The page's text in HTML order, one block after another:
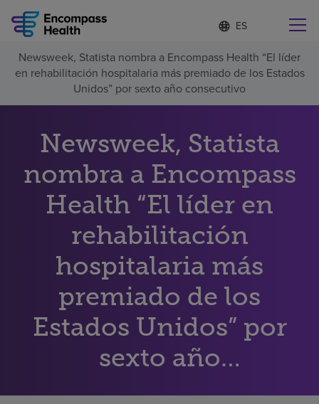
Lista
de
idiomas
contraída
d
o
m
a
e
c
c
i
n
d
Encuentre una localidad cerca de usted
Por qué debe elegirnos
Servicios de rehabilitación
Recursos de salud
Acerca de nosotros
Inversores
Newsweek, Statista nombra a Encompass Health “El líder
en rehabilitación hospitalaria más premiado de los Estados
Unidos” por sexto año consecutivo
Newsweek, Statista
nombra a Encompass
Health “El líder en
rehabilitación
hospitalaria más
premiado de los
Estados Unidos” por
sexto año
consecutivo